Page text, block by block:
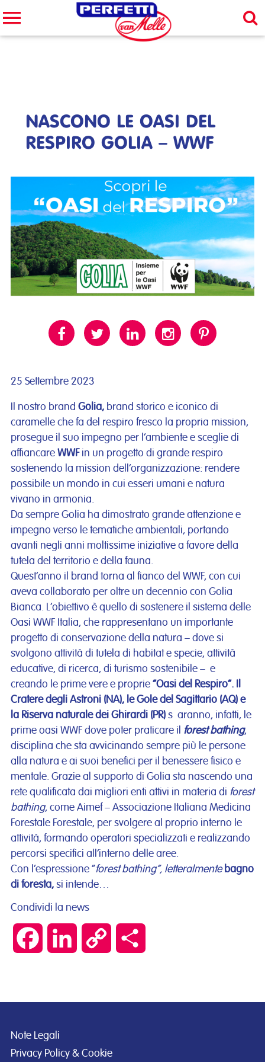
Cerca nel sito
NASCONO LE OASI DEL
RESPIRO GOLIA – WWF
25 Settembre 2023
Il nostro brand Golia, brand storico e iconico di
caramelle che fa del respiro fresco la propria mission,
prosegue il suo impegno per l’ambiente e sceglie di
affiancare WWFin un progetto di grande respiro
sostenendo la mission dell’organizzazione: rendere
possibile un mondo in cui esseri umani e natura
vivano in armonia.
Da sempre Golia ha dimostrato grande attenzione e
impegno verso le tematiche ambientali, portando
avanti negli anni moltissime iniziative a favore della
tutela del territorio e della fauna.
Quest’anno il brand torna al fianco del WWF, con cui
aveva collaborato per oltre un decennio con Golia
Bianca. L’obiettivo è quello di sostenere il sistema delle
Oasi WWF Italia, che rappresentano un importante
progetto di conservazione della natura – dove si
svolgono attività di tutela di habitat e specie, attività
educative, di ricerca, di turismo sostenibile – e
creando le prime vere e proprie “Oasi del Respiro”. Il
Cratere degli Astroni (NA), le Gole del Sagittario (AQ) e
la Riserva naturale dei Ghirardi (PR)s aranno, infatti, le
prime oasi WWF dove poter praticare il forest bathing,
disciplina che sta avvicinando sempre più le persone
alla natura e ai suoi benefici per il benessere fisico e
mentale. Grazie al supporto di Golia sta nascendo una
rete qualificata dai migliori enti attivi in materia di forest
bathing, come Aimef – Associazione Italiana Medicina
Forestale Forestale, per svolgere al proprio interno le
attività, formando operatori specializzati e realizzando
percorsi specifici all’interno delle aree.
Con l’espressione “forest bathing”, letteralmentebagno
di foresta,si intende…
Condividi la news
Facebook LinkedIn Copy
Note Legali
Privacy Policy & Cookie